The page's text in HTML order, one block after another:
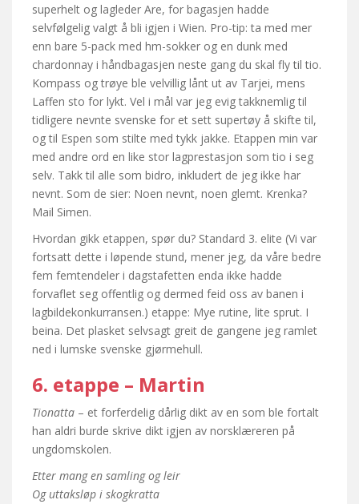
superhelt og lagleder Are, for bagasjen hadde
selvfølgelig valgt å bli igjen i Wien. Pro-tip: ta med mer
enn bare 5-pack med hm-sokker og en dunk med
chardonnay i håndbagasjen neste gang du skal fly til tio.
Kompass og trøye ble velvillig lånt ut av Tarjei, mens
Laffen sto for lykt. Vel i mål var jeg evig takknemlig til
tidligere nevnte svenske for et sett supertøy å skifte til,
og til Espen som stilte med tykk jakke. Etappen min var
med andre ord en like stor lagprestasjon som tio i seg
selv. Takk til alle som bidro, inkludert de jeg ikke har
nevnt. Som de sier: Noen nevnt, noen glemt. Krenka?
Mail Simen.
Hvordan gikk etappen, spør du? Standard 3. elite (Vi var
fortsatt dette i løpende stund, mener jeg, da våre bedre
fem femtendeler i dagstafetten enda ikke hadde
forvaflet seg offentlig og dermed feid oss av banen i
lagbildekonkurransen.) etappe: Mye rutine, lite sprut. I
beina. Det plasket selvsagt greit de gangene jeg ramlet
ned i lumske svenske gjørmehull.
6. etappe – Martin
Tionatta – et forferdelig dårlig dikt av en som ble fortalt
han aldri burde skrive dikt igjen av norsklæreren på
ungdomskolen.
Etter mang en samling og leir
Og uttaksløp i skogkratta